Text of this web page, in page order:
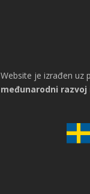
Website je izrađen uz
međunarodni razvoj